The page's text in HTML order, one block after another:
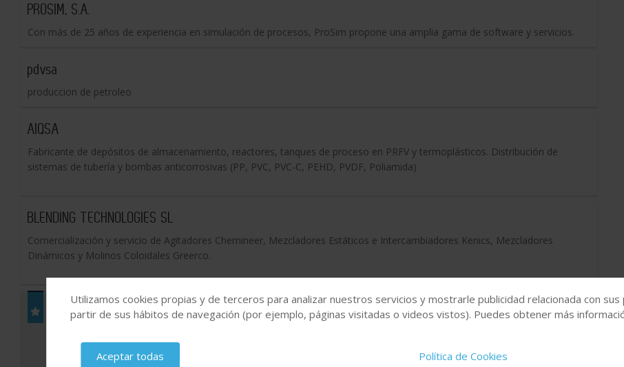
PROSIM, S.A.
Con más de 25 años de experiencia en simulación de procesos, ProSim propone una amplia gama de software y servicios.
pdvsa
produccion de petroleo
AIQSA
Fabricante de depósitos de almacenamiento, reactores, tanques de proceso en PRFV y termoplásticos. Distribución de
sistemas de tubería y bombas anticorrosivas (PP, PVC, PVC-C, PEHD, PVDF, Poliamida)
BLENDING TECHNOLOGIES SL
Comercialización y servicio de Agitadores Chemineer, Mezcladores Estáticos e Intercambiadores Kenics, Mezcladores
Dinámicos y Molinos Coloidales Greerco.
COMEVAL, S.L.
fabricante y distribuidor profesional de válvulas y productos de control de fluidos aportando
capacidades de mantenimiento, modificación y servicio de reparación y con una sólida presencia en
Utilizamos cookies propias y de terceros para analizar nuestros servicios y mostrarle publicidad relacionada con
partir de sus hábitos de navegación (por ejemplo, páginas visitadas o videos vistos). Puedes obtener más
Aceptar todas Política de Cookies